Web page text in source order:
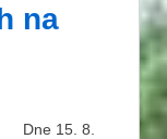
na
Dne 15. 8.